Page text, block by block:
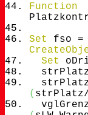
Function
Set
fso =
Set
strPlatz
strPlatz
( strPlatz/